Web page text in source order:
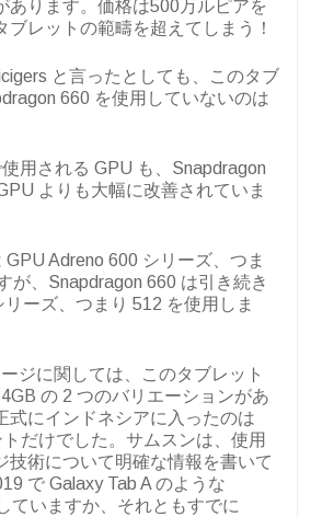
あります。価格は500万ルピアを
ブレットの範疇を超えてしまう！
と言ったとしても、このタブ
660 を使用していないのは
用される GPU も、Snapdragon
よりも大幅に改善されていま
Adreno 600 シリーズ、つま
が、Snapdragon 660 は引き続き
ーズ、つまり 512 を使用しま
ジに関しては、このタブレット
の 2 つのバリエーションがあ
式にインドネシアに入ったのは
だけでした。サムスンは、使用
技術について明確な情報を書いて
で Galaxy Tab A のような
ていますか、それともすでに